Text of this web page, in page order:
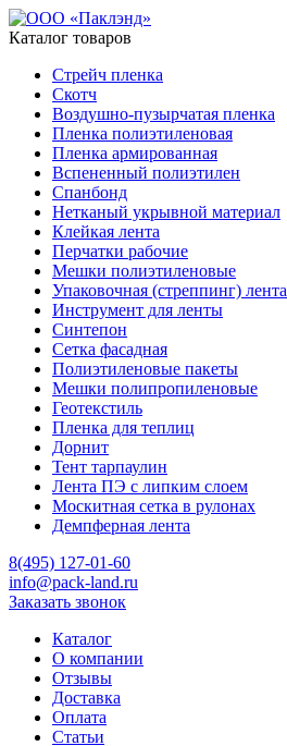
Каталог товаров
Стрейч пленка
Скотч
Воздушно-пузырчатая пленка
Пленка полиэтиленовая
Пленка армированная
Вспененный полиэтилен
Спанбонд
Нетканый укрывной материал
Клейкая лента
Перчатки рабочие
Мешки полиэтиленовые
Упаковочная (стреппинг) лента
Инструмент для ленты
Синтепон
Сетка фасадная
Полиэтиленовые пакеты
Мешки полипропиленовые
Геотекстиль
Пленка для теплиц
Дорнит
Тент тарпаулин
Лента ПЭ с липким слоем
Москитная сетка в рулонах
Демпферная лента
8(495) 127-01-60
info@pack-land.ru
Заказать звонок
Каталог
О компании
Отзывы
Доставка
Оплата
Статьи